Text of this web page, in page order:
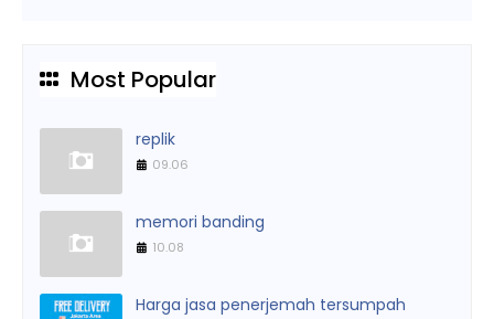
Most Popular
replik
09.06
memori banding
10.08
Harga jasa penerjemah tersumpah